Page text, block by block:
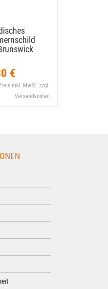
€
inkl. MwSt. zzgl.
Versandkosten